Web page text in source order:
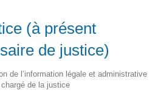
(à présent
de justice)
de l’information légale et administrative
de la justice